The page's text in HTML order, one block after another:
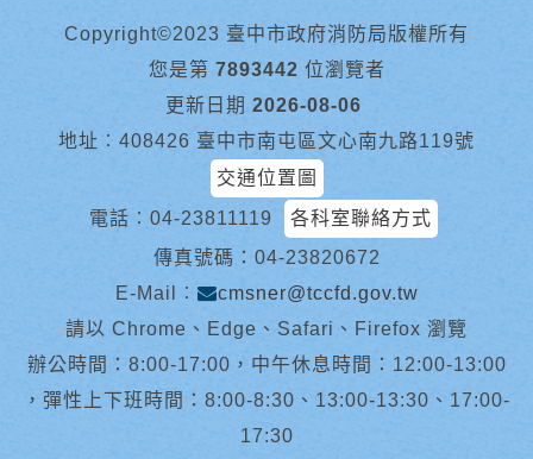
Copyright©2023 臺中市政府消防局版權所有
您是第 7893442 位瀏覽者
更新日期 2026-08-06
地址︰408426 臺中市南屯區文心南九路119號
交通位置圖
電話︰ 04-23811119
各科室聯絡方式
傳真號碼：04-23820672
E-Mail︰
cmsner@tccfd.gov.tw
請以 Chrome、Edge、Safari、Firefox 瀏覽
辦公時間：8:00-17:00，中午休息時間：12:00-13:00
，彈性上下班時間：8:00-8:30、13:00-13:30、17:00-
17:30